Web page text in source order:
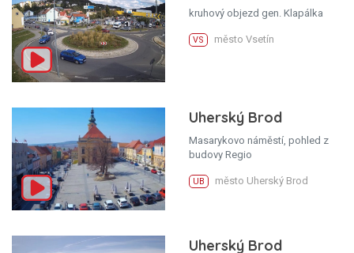
kruhový objezd gen. Klapálka
VS město Vsetín
Uherský Brod
Masarykovo náměstí, pohled z
budovy Regio
UB město Uherský Brod
Uherský Brod